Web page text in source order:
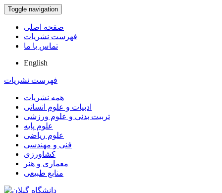
Toggle navigation
صفحه اصلی
فهرست نشریات
تماس با ما
English
فهرست نشریات
همه نشریات
ادبیات و علوم انسانی
تربیت بدنی و علوم ورزشی
علوم پایه
علوم ریاضی
فنی و مهندسی
کشاورزی
معماری و هنر
منابع طبیعی